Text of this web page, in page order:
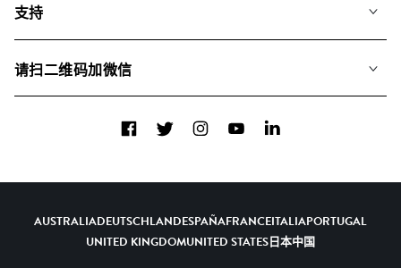
专辑
我们如何运用AI
支持
关于我们
请扫二维码加微信
FacebookTwitterInstagramYouTubeLinkedIn
AUSTRALIADEUTSCHLANDESPAÑAFRANCEITALIAPORTUGAL
UNITED KINGDOMUNITED STATES日本中国